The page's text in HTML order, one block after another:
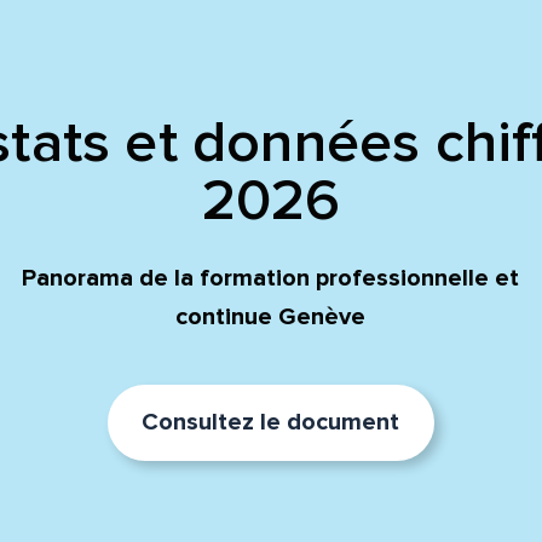
et données
2026
Panorama de la formation professionnelle et
continue Genève
Consultez le document